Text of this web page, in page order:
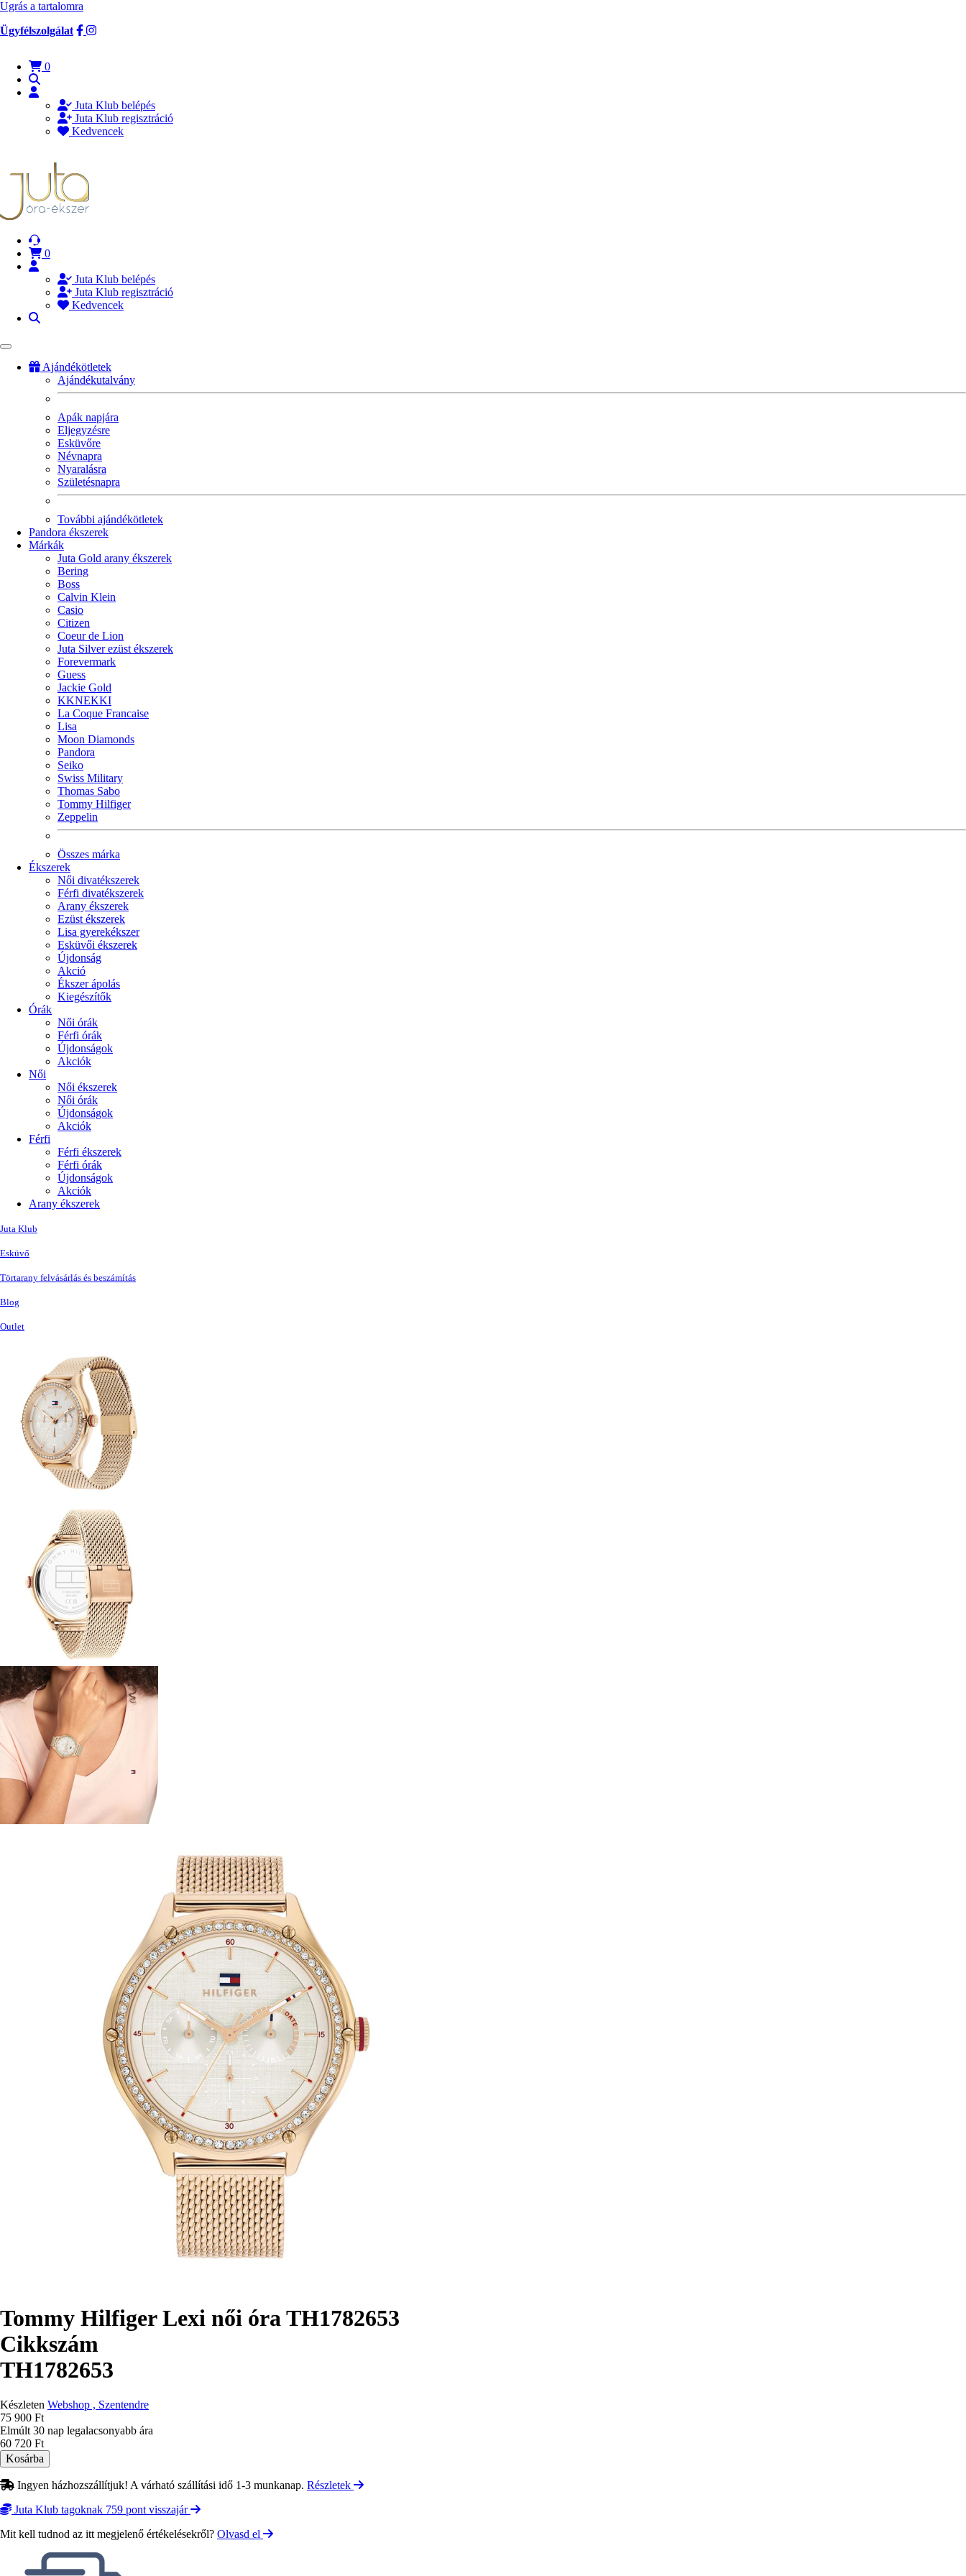
Ugrás a tartalomra
Ügyfélszolgálat
0
Juta Klub belépés
Juta Klub regisztráció
Kedvencek
0
Juta Klub belépés
Juta Klub regisztráció
Kedvencek
Ajándékötletek
Ajándékutalvány
Apák napjára
Eljegyzésre
Esküvőre
Névnapra
Nyaralásra
Születésnapra
További ajándékötletek
Pandora ékszerek
Márkák
Juta Gold arany ékszerek
Bering
Boss
Calvin Klein
Casio
Citizen
Coeur de Lion
Juta Silver ezüst ékszerek
Forevermark
Guess
Jackie Gold
KKNEKKI
La Coque Francaise
Lisa
Moon Diamonds
Pandora
Seiko
Swiss Military
Thomas Sabo
Tommy Hilfiger
Zeppelin
Összes márka
Ékszerek
Női divatékszerek
Férfi divatékszerek
Arany ékszerek
Ezüst ékszerek
Lisa gyerekékszer
Esküvői ékszerek
Újdonság
Akció
Ékszer ápolás
Kiegészítők
Órák
Női órák
Férfi órák
Újdonságok
Akciók
Női
Női ékszerek
Női órák
Újdonságok
Akciók
Férfi
Férfi ékszerek
Férfi órák
Újdonságok
Akciók
Arany ékszerek
Juta Klub
Esküvő
Törtarany felvásárlás és beszámítás
Blog
Outlet
Tommy Hilfiger Lexi női óra TH1782653
Cikkszám
TH1782653
Készleten Webshop , Szentendre
75 900 Ft
Elmúlt 30 nap legalacsonyabb ára
60 720 Ft
Ingyen házhozszállítjuk! A várható szállítási idő 1-3 munkanap. Részletek
Juta Klub tagoknak 759 pont visszajár
Mit kell tudnod az itt megjelenő értékelésekről? Olvasd el